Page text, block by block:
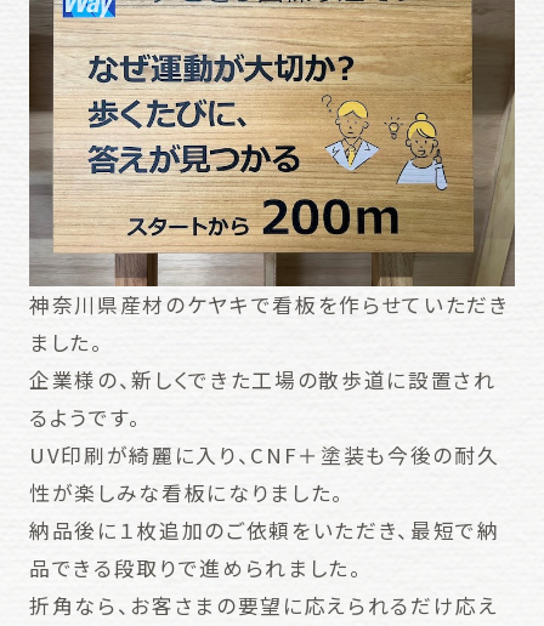
神奈川県産材のケヤキで看板を作らせていただき
ました。
企業様の、新しくできた工場の散歩道に設置され
るようです。
UV印刷が綺麗に入り、CNF＋塗装も今後の耐久
性が楽しみな看板になりました。
納品後に１枚追加のご依頼をいただき、最短で納
品できる段取りで進められました。
折角なら、お客さまの要望に応えられるだけ応え